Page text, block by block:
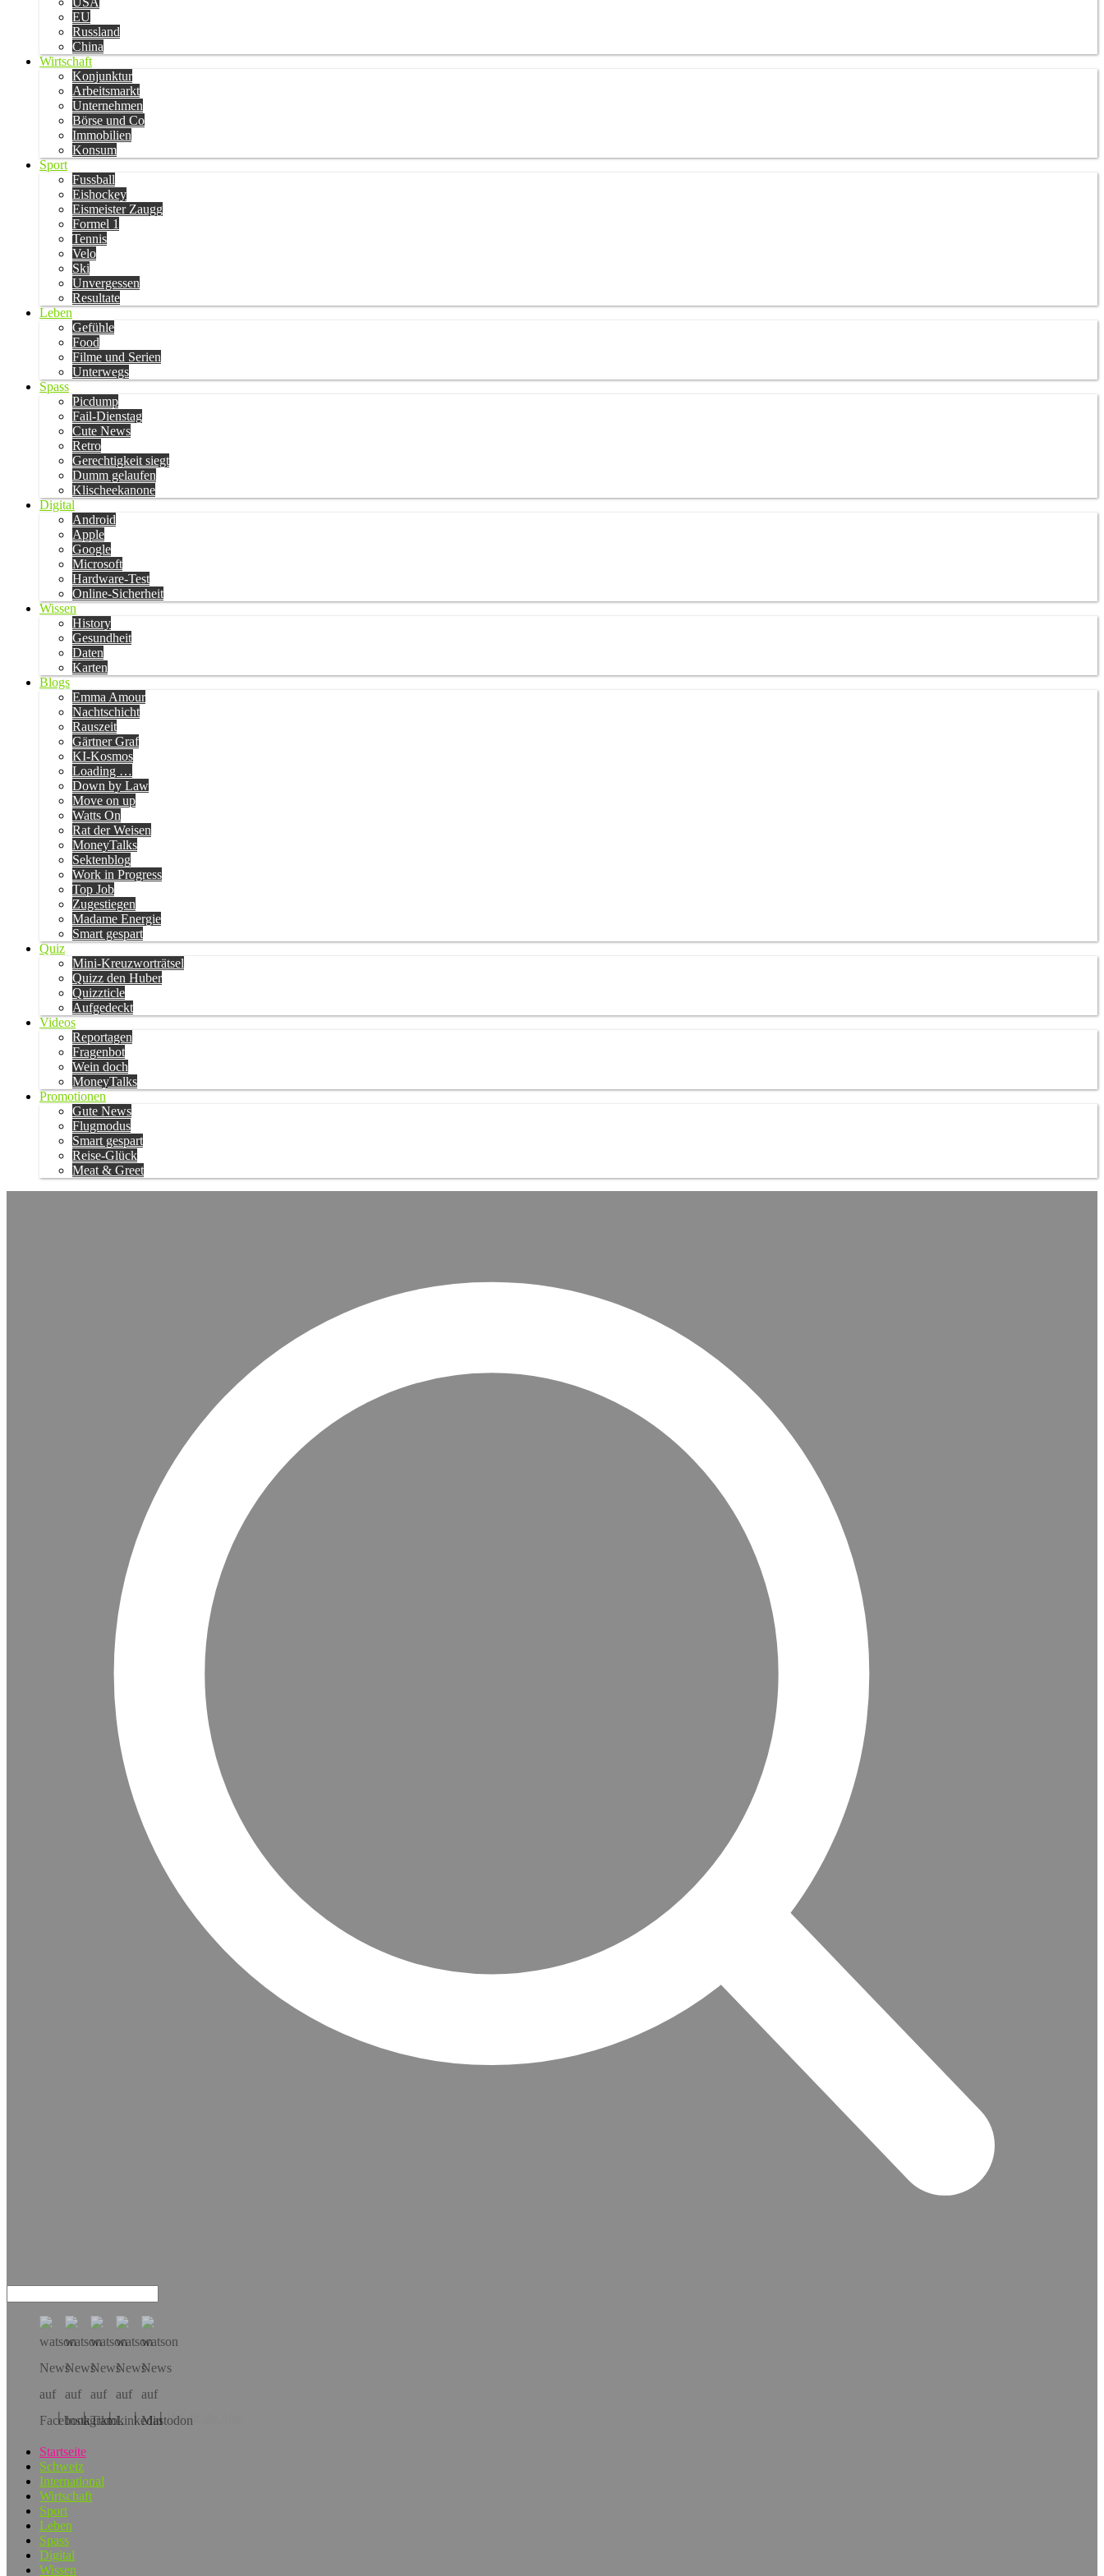
EU
Russland
China
Wirtschaft
Konjunktur
Arbeitsmarkt
Unternehmen
Börse und Co
Immobilien
Konsum
Sport
Fussball
Eishockey
Eismeister Zaugg
Formel 1
Tennis
Velo
Ski
Unvergessen
Resultate
Leben
Gefühle
Food
Filme und Serien
Unterwegs
Spass
Picdump
Fail-Dienstag
Cute News
Retro
Gerechtigkeit siegt
Dumm gelaufen
Klischeekanone
Digital
Android
Apple
Google
Microsoft
Hardware-Test
Online-Sicherheit
Wissen
History
Gesundheit
Daten
Karten
Blogs
Emma Amour
Nachtschicht
Rauszeit
Gärtner Graf
KI-Kosmos
Loading …
Down by Law
Move on up
Watts On
Rat der Weisen
MoneyTalks
Sektenblog
Work in Progress
Top Job
Zugestiegen
Madame Energie
Smart gespart
Quiz
Mini-Kreuzworträtsel
Quizz den Huber
Quizzticle
Aufgedeckt
Videos
Reportagen
Fragenbot
Wein doch
MoneyTalks
Promotionen
Gute News
Flugmodus
Smart gespart
Reise-Glück
Meat & Greet
Hol dir die App!
Startseite
Schweiz
International
Wirtschaft
Sport
Leben
Spass
Digital
Wissen